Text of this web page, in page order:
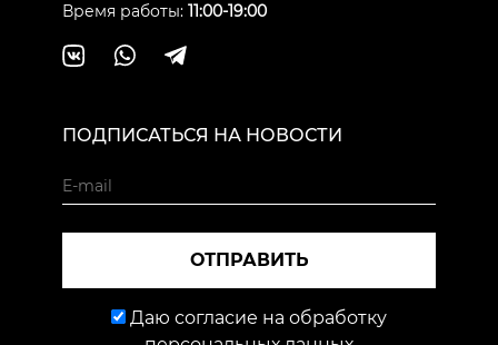
Время работы: 11:00-19:00
ПОДПИСАТЬСЯ НА НОВОСТИ
ОТПРАВИТЬ
Даю согласие на обработку